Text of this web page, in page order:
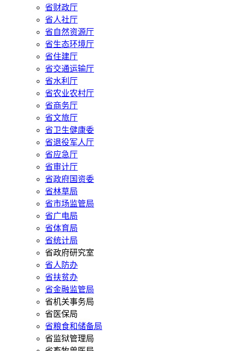
省财政厅
省人社厅
省自然资源厅
省生态环境厅
省住建厅
省交通运输厅
省水利厅
省农业农村厅
省商务厅
省文旅厅
省卫生健康委
省退役军人厅
省应急厅
省审计厅
省政府国资委
省林草局
省市场监管局
省广电局
省体育局
省统计局
省政府研究室
省人防办
省扶贫办
省金融监管局
省机关事务局
省医保局
省粮食和储备局
省监狱管理局